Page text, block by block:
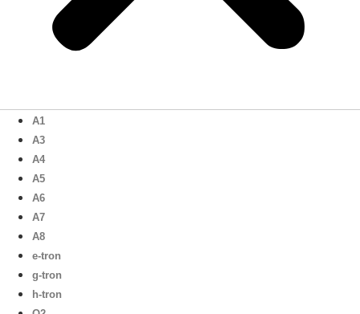
A1
A3
A4
A5
A6
A7
A8
e-tron
g-tron
h-tron